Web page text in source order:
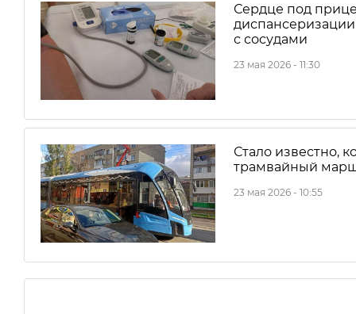
Сердце под
с сосудами
23 мая 2026 - 11:30
Стало известно,
трамвайный
23 мая 2026 - 10:55